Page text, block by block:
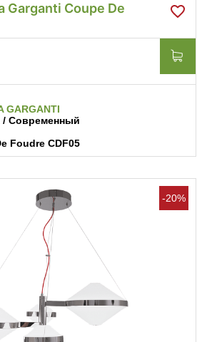
Garganti Coupe De
GARGANTI
/ Современный
Foudre CDF05
-20%